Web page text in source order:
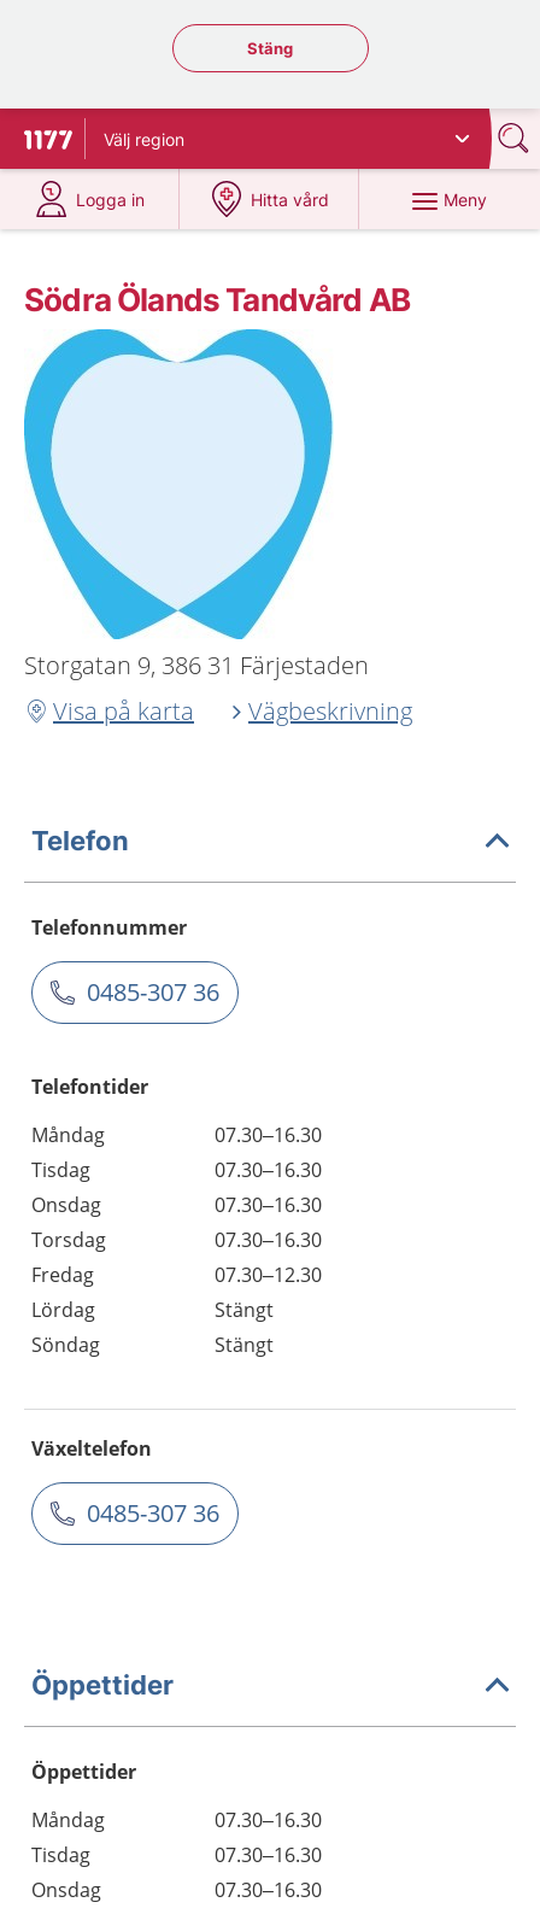
Stäng regionsväljaren
Stäng
Till startsidan för 1177
Välj region
Logga in
på 1177.se
Hitta vård
på 1177.se
Meny
Södra Ölands Tandvård AB
Storgatan 9, 386 31 Färjestaden
Visa på karta
Vägbeskrivning
Telefon
Telefonnummer
0485-307 36
Telefontider
Måndag
07.30–16.30
Tisdag
07.30–16.30
Onsdag
07.30–16.30
Torsdag
07.30–16.30
Fredag
07.30–12.30
Lördag
Stängt
Söndag
Stängt
Växeltelefon
0485-307 36
Öppettider
Öppettider
Dag
Öppettider
Kommentarer
Måndag
07.30–16.30
Tisdag
07.30–16.30
Onsdag
07.30–16.30